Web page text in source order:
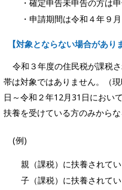
・確定申告未申告の方は
・申請期間は令和４年９
【対象とならない場合があり
令和３年度の住民税が課税
帯は対象ではありません。（
日～令和２年12月31日におい
扶養を受けている方のみから
(例)
親（課税）に扶養されて
子（課税）に扶養されて